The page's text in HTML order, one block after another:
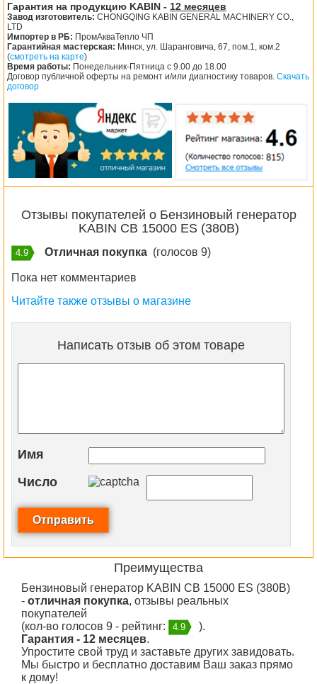
Гарантия на продукцию KABIN - 12 месяцев
Завод изготовитель: CHONGQING KABIN GENERAL MACHINERY CO.,
LTD
Импортер в РБ: ПромАкваТепло ЧП
Гарантийная мастерская: Минск, ул. Шаранговича, 67, пом.1, ком.2
(смотреть на карте)
Время работы: Понедельник-Пятница с 9.00 до 18.00
Договор публичной оферты на ремонт и/или диагностику товаров. Скачать
договор
Отзывы покупателей о Бензиновый генератор
KABIN СВ 15000 ES (380В)
4.9 Отличная покупка (голосов 9)
Пока нет комментариев
Читайте также отзывы о магазине
Написать отзыв об этом товаре
Имя
Число
Преимущества
Бензиновый генератор KABIN СВ 15000 ES (380В)
- отличная покупка, отзывы реальных
покупателей
(кол-во голосов 9 - рейтинг:
4.9
).
Гарантия - 12 месяцев.
Упростите свой труд и заставьте других завидовать.
Мы быстро и бесплатно доставим Ваш заказ прямо
к дому!